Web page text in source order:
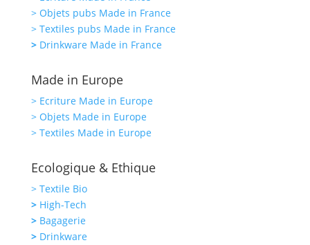
> Objets pubs Made in France
> Textiles pubs Made in France
>Drinkware Made in France
Made in Europe
> Ecriture Made in Europe
> Objets Made in Europe
> Textiles Made in Europe
Ecologique & Ethique
> Textile Bio
>High-Tech
>Bagagerie
>Drinkware